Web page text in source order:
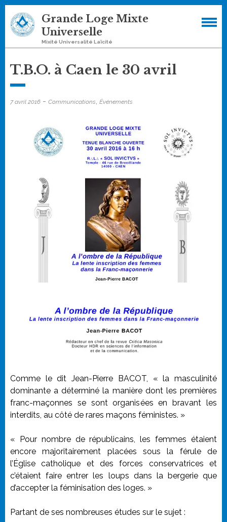
Skip
to
content
Grande Loge Mixte
Universelle
Mixité Universalité Laïcité
T.B.O. à Caen le 30 avril
7 avril 2016 - Communications, Événements
Comme le dit Jean-Pierre BACOT, « la masculinité
dominante a déterminé la manière dont les premières
franc-maçonnes se sont organisées en bravant les
interdits, au côté de rares maçons féministes. »
« Pour nombre de républicains, les femmes étaient
encore majoritairement placées sous la férule de
l’Église catholique et des forces conservatrices et
c’étaient faire entrer les loups dans la bergerie que
d’accepter la féminisation des loges. »
Partant de ses nombreuses études sur le sujet :